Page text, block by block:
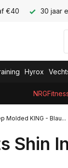
€40 30 jaar
Hyrox
Molded KING - Blau...
Shin